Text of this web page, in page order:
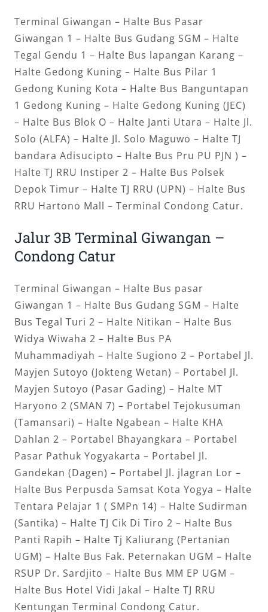
Terminal Giwangan – Halte Bus Pasar
Giwangan 1 – Halte Bus Gudang SGM – Halte
Tegal Gendu 1 – Halte Bus lapangan Karang –
Halte Gedong Kuning – Halte Bus Pilar 1
Gedong Kuning Kota – Halte Bus Banguntapan
1 Gedong Kuning – Halte Gedong Kuning (JEC)
– Halte Bus Blok O – Halte Janti Utara – Halte Jl.
Solo (ALFA) – Halte Jl. Solo Maguwo – Halte TJ
bandara Adisucipto – Halte Bus Pru PU PJN ) –
Halte TJ RRU Instiper 2 – Halte Bus Polsek
Depok Timur – Halte TJ RRU (UPN) – Halte Bus
RRU Hartono Mall – Terminal Condong Catur.
Jalur 3B Terminal Giwangan –
Condong Catur
Terminal Giwangan – Halte Bus pasar
Giwangan 1 – Halte Bus Gudang SGM – Halte
Bus Tegal Turi 2 – Halte Nitikan – Halte Bus
Widya Wiwaha 2 – Halte Bus PA
Muhammadiyah – Halte Sugiono 2 – Portabel Jl.
Mayjen Sutoyo (Jokteng Wetan) – Portabel Jl.
Mayjen Sutoyo (Pasar Gading) – Halte MT
Haryono 2 (SMAN 7) – Portabel Tejokusuman
(Tamansari) – Halte Ngabean – Halte KHA
Dahlan 2 – Portabel Bhayangkara – Portabel
Pasar Pathuk Yogyakarta – Portabel Jl.
Gandekan (Dagen) – Portabel Jl. jlagran Lor –
Halte Bus Perpusda Samsat Kota Yogya – Halte
Tentara Pelajar 1 ( SMPn 14) – Halte Sudirman
(Santika) – Halte TJ Cik Di Tiro 2 – Halte Bus
Panti Rapih – Halte Tj Kaliurang (Pertanian
UGM) – Halte Bus Fak. Peternakan UGM – Halte
RSUP Dr. Sardjito – Halte Bus MM EP UGM –
Halte Bus Hotel Vidi Jakal – Halte TJ RRU
Kentungan Terminal Condong Catur.